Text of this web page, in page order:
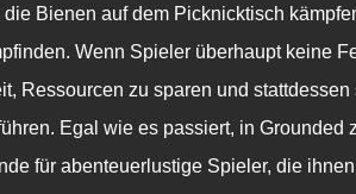
Bienen auf dem Picknicktisch
Wenn Spieler überhaupt keine
Ressourcen zu sparen und
Egal wie es passiert, in Grounded
für abenteuerlustige Spieler, die